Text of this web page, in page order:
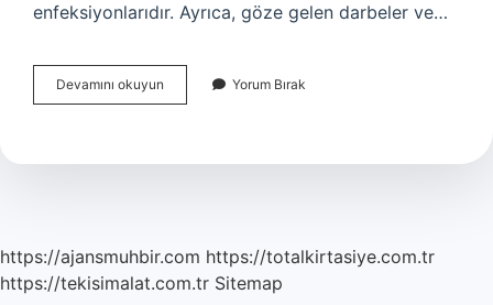
enfeksiyonlarıdır. Ayrıca, göze gelen darbeler ve…
Devamını okuyun Gözdeki
Iltihap
Yorum Bırak
https://ajansmuhbir.com https://totalkirtasiye.com.tr
https://tekisimalat.com.tr Sitemap